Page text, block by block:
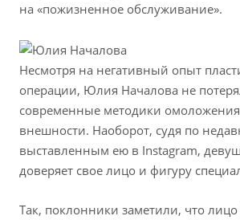
на «пожизненное обслуживание».
Несмотря на негативный опыт
операции, Юлия Началова не
современные методики
внешности. Наоборот, судя по
выставленным ею в Instagram,
доверяет свое лицо и фигуру
Так, поклонники заметили, что